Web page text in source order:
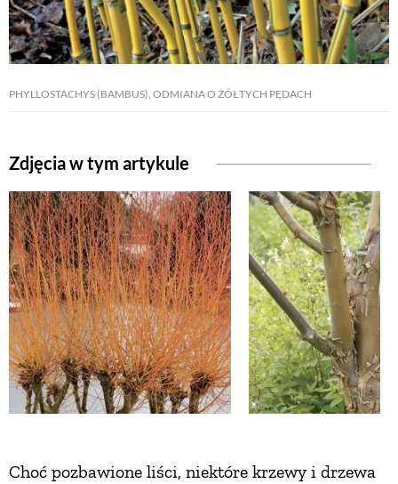
PHYLLOSTACHYS (BAMBUS), ODMIANA O ŻÓŁTYCH PĘDACH
Zdjęcia w tym artykule
Choć pozbawione liści, niektóre krzewy i drzewa
EKO ŻYCIE
ZWIERZĘTA W NATURZE
GRZYBY
KRAJOBRAZ
RĘKODZIEŁO
RZEMIOSŁO
ZWYCZAJE